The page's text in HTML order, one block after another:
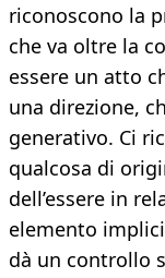
riconoscono la
che va oltre la
essere un atto
una direzione,
generativo. Ci
qualcosa di
dell’essere in
elemento
dà un controllo